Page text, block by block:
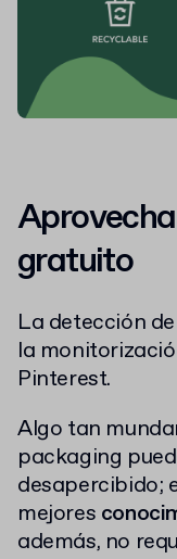
gratuito
La detección
la
Pinterest.
Algo tan
packaging
desapercibido;
mejores
además, no